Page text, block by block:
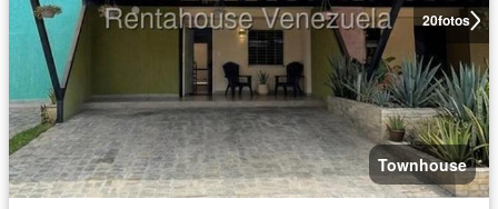
20fotos
Townhouse